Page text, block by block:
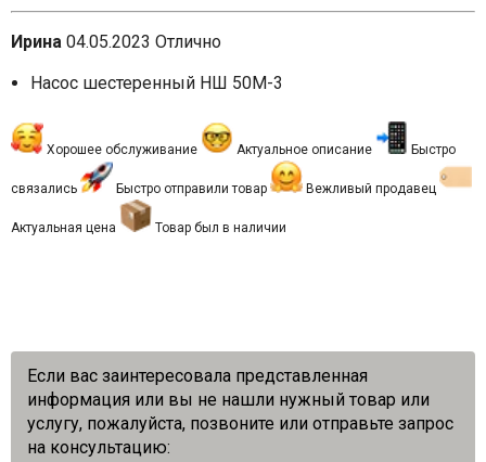
Ирина 04.05.2023 Отлично
Насос шестеренный НШ 50М-3
Хорошее обслуживание Актуальное описание Быстро
связались Быстро отправили товар Вежливый продавец
Актуальная цена Товар был в наличии
Если вас заинтересовала представленная
информация или вы не нашли нужный товар или
услугу, пожалуйста, позвоните или отправьте запрос
на консультацию: